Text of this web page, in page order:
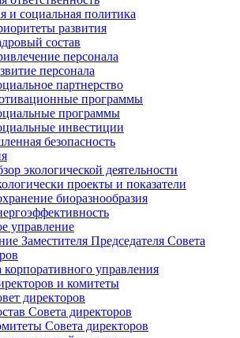
и социальная политика
развития
состав
персонала
персонала
партнерство
программы
программы
инвестиции
безопасность
экологической деятельности
проекты и показатели
биоразнообразия
управление
Заместителя Председателя Совета
корпоративного управления
и комитеты
директоров
Совета директоров
Совета директоров